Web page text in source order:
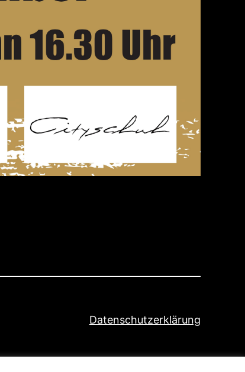
Datenschutzerklärung